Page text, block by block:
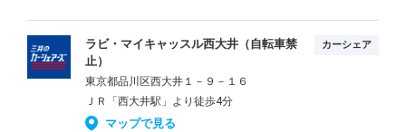
ラビ・マイキャッスル西大井（自転車禁
止）
カーシェア
東京都品川区西大井１－９－１６
ＪＲ「西大井駅」より徒歩4分
マップで見る